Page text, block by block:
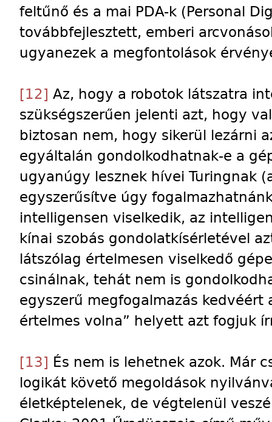
feltűnő és a mai PDA-k (Personal
továbbfejlesztett, emberi
ugyanezek a megfontolások
[12] Az, hogy a robotok látszatra
szükségszerűen jelenti azt, hogy
biztosan nem, hogy sikerül lezárni
egyáltalán gondolkodhatnak-e a
ugyanúgy lesznek hívei Turingnak
egyszerűsítve úgy
intelligensen viselkedik, az
kínai szobás gondolatkísérletével
látszólag értelmesen viselkedő
csinálnak, tehát nem is
egyszerű megfogalmazás kedvéért
értelmes volna” helyett azt fogjuk
[13] És nem is lehetnek azok. Már
logikát követő megoldások
életképtelenek, de végtelenül